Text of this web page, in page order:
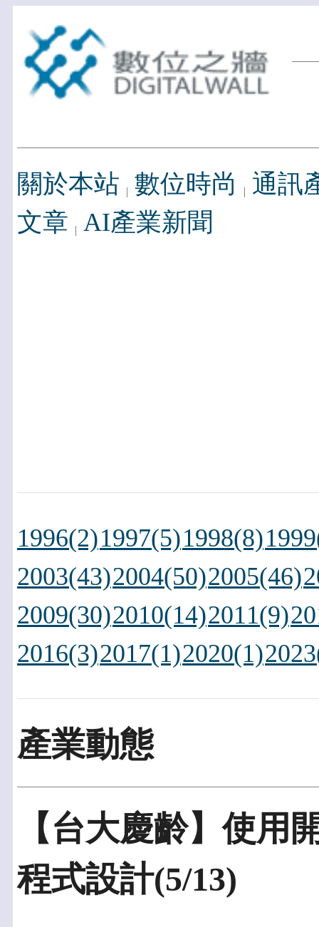
關於本站 數位時尚
通訊
文章 AI產業新聞
1996(2)1997(5)1998(8)
2003(43)2004(50)2005(46)
2009(30)2010(14)2011(9)
2016(3)2017(1)2020(1)
產業動態
【台大慶齡】使用
程式設計(5/13)